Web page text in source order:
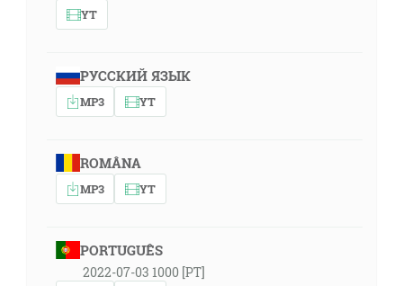
YT
РУССКИЙ ЯЗЫК
MP3 YT
ROMÂNA
MP3 YT
PORTUGUÊS
2022-07-03 1000 [PT]